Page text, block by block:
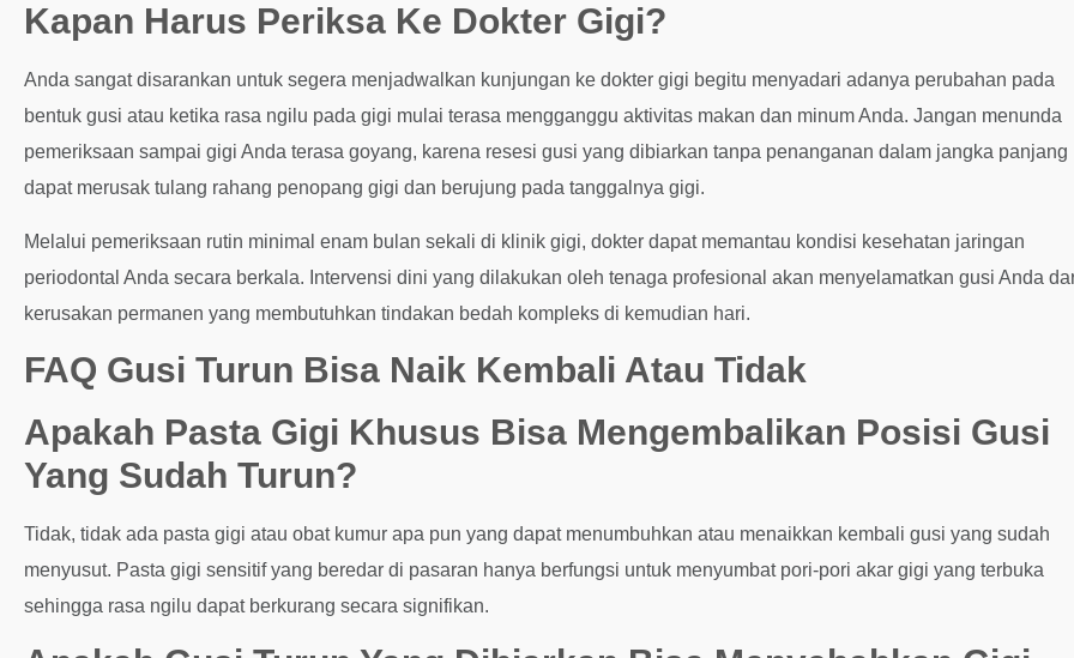
Kapan Harus Periksa Ke Dokter Gigi?
Anda sangat disarankan untuk segera menjadwalkan kunjungan ke dokter gigi begitu menyadari adanya perubahan pada
bentuk gusi atau ketika rasa ngilu pada gigi mulai terasa mengganggu aktivitas makan dan minum Anda. Jangan menunda
pemeriksaan sampai gigi Anda terasa goyang, karena resesi gusi yang dibiarkan tanpa penanganan dalam jangka panjang
dapat merusak tulang rahang penopang gigi dan berujung pada tanggalnya gigi.
Melalui pemeriksaan rutin minimal enam bulan sekali di klinik gigi, dokter dapat memantau kondisi kesehatan jaringan
periodontal Anda secara berkala. Intervensi dini yang dilakukan oleh tenaga profesional akan menyelamatkan gusi Anda
kerusakan permanen yang membutuhkan tindakan bedah kompleks di kemudian hari.
FAQ Gusi Turun Bisa Naik Kembali Atau Tidak
Apakah Pasta Gigi Khusus Bisa Mengembalikan Posisi Gusi
Yang Sudah Turun?
Tidak, tidak ada pasta gigi atau obat kumur apa pun yang dapat menumbuhkan atau menaikkan kembali gusi yang sudah
menyusut. Pasta gigi sensitif yang beredar di pasaran hanya berfungsi untuk menyumbat pori-pori akar gigi yang terbuka
sehingga rasa ngilu dapat berkurang secara signifikan.